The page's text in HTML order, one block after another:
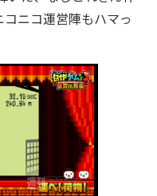
ニコ運営陣もハマっ